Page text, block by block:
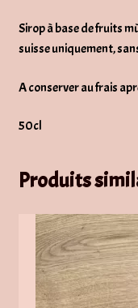
Sirop à base de fruits
suisse uniquement,
A conserver au frais
50cl
Produits